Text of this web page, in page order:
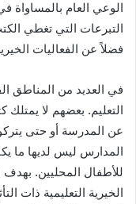
الوعي العام بالمساواة
التبرعات التي تغطي
فضلاً عن الفعاليات
في العديد من المناطق
التعليم. بعضهم لا يمتلك
عن المدرسة أو حتى
المدارس ليس لديها ما
للأطفال المحليين.